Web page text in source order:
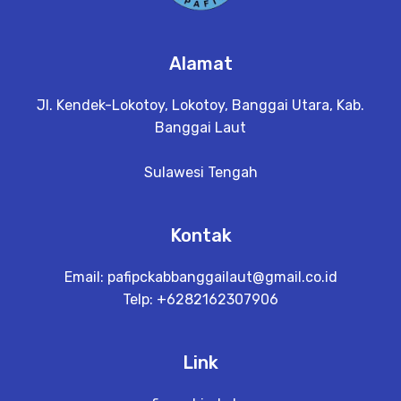
Alamat
Jl. Kendek-Lokotoy, Lokotoy, Banggai Utara, Kab.
Banggai Laut
Sulawesi Tengah
Kontak
Email: pafipckabbanggailaut@gmail.co.id
Telp: +6282162307906
Link